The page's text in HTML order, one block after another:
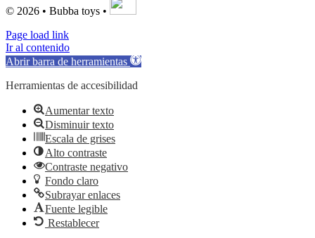
© 2026 • Bubba toys •
Page load link
Ir al contenido
Abrir barra de herramientas
Herramientas de accesibilidad
Aumentar texto
Disminuir texto
Escala de grises
Alto contraste
Contraste negativo
Fondo claro
Subrayar enlaces
Fuente legible
Restablecer